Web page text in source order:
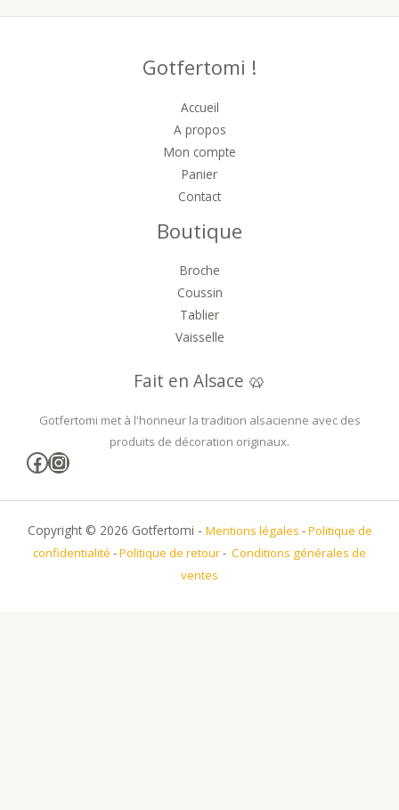
Gotfertomi !
Accueil
A propos
Mon compte
Panier
Contact
Boutique
Broche
Coussin
Tablier
Vaisselle
Fait en Alsace 🥨
Gotfertomi met à l'honneur la tradition alsacienne avec des
produits de décoration originaux.
Facebook
Instagram
Copyright © 2026 Gotfertomi - Mentions légales -Politique de
confidentialité -Politique de retour- Conditions générales de
ventes